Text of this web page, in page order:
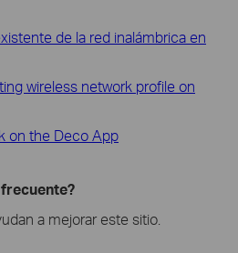
de la red inalámbrica en
wireless network profile on
on the Deco App
a mejorar este sitio.